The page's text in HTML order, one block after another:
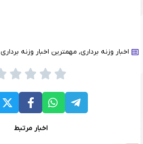
اخبار وزنه برداری, مهمترین اخبار وزنه برداری
اخبار مرتبط